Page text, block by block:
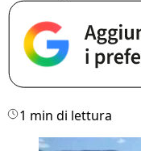
1 min di lettura